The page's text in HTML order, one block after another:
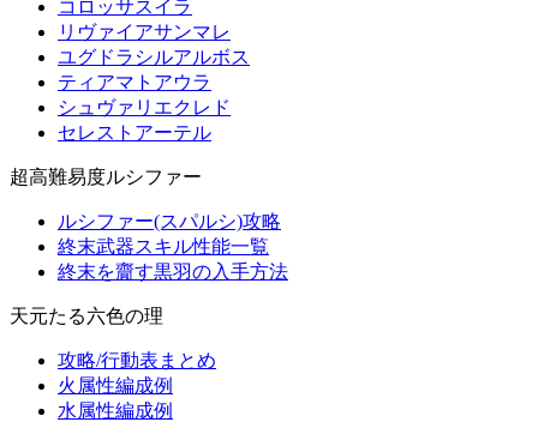
コロッサスイラ
リヴァイアサンマレ
ユグドラシルアルボス
ティアマトアウラ
シュヴァリエクレド
セレストアーテル
超高難易度ルシファー
ルシファー(スパルシ)攻略
終末武器スキル性能一覧
終末を齎す黒羽の入手方法
天元たる六色の理
攻略/行動表まとめ
火属性編成例
水属性編成例